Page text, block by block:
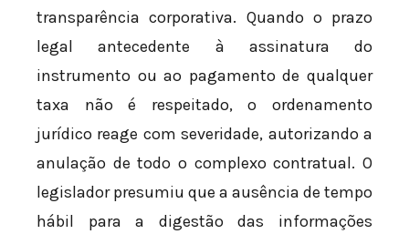
transparência corporativa. Quando o prazo
legal antecedente à assinatura do
instrumento ou ao pagamento de qualquer
taxa não é respeitado, o ordenamento
jurídico reage com severidade, autorizando a
anulação de todo o complexo contratual. O
legislador presumiu que a ausência de tempo
hábil para a digestão das informações